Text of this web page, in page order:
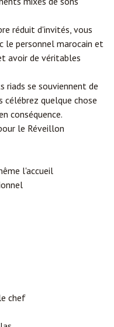
réduit d'invités, vous
le personnel marocain et
avoir de véritables
riads se souviennent de
célébrez quelque chose
conséquence.
le Réveillon
l'accueil
chef